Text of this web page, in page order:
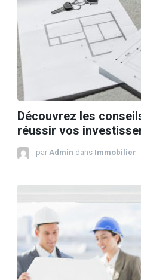
Découvrez les
réussir vos
par Admin dans Immobilier